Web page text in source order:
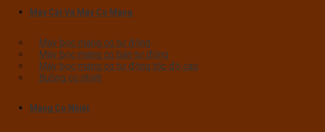
Máy Cắt Và Máy Co Màng
Máy bọc màng co tự động
Máy bọc màng co bán tự động
Máy bọc màng co tự động tốc độ cao
Buồng co nhiệt
Màng Co Nhiệt